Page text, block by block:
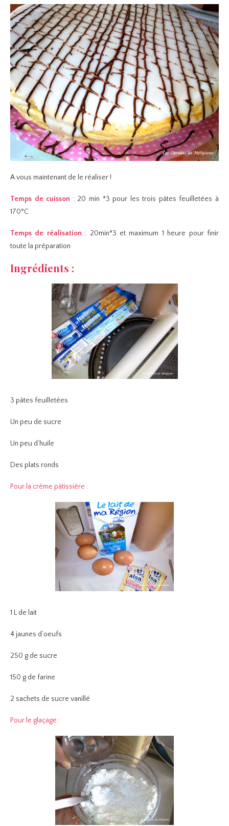
A vous maintenant de le réaliser !
Temps de cuisson : 20 min *3 pour les trois pâtes feuilletées à
170°C
Temps de réalisation : 20min*3 et maximum 1 heure pour finir
toute la préparation
Ingrédients :
3 pâtes feuilletées
Un peu de sucre
Un peu d’huile
Des plats ronds
Pour la crème pâtissière :
1 L de lait
4 jaunes d’oeufs
250 g de sucre
150 g de farine
2 sachets de sucre vanillé
Pour le glaçage :